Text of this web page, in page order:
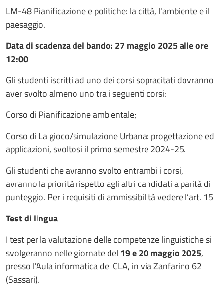
LM-48 Pianificazione e politiche: la città, l'ambiente e il
paesaggio.
Data di scadenza del bando: 27 maggio 2025 alle ore
12:00
Gli studenti iscritti ad uno dei corsi sopracitati dovranno
aver svolto almeno uno tra i seguenti corsi:
Corso di Pianificazione ambientale;
Corso di La gioco/simulazione Urbana: progettazione ed
applicazioni, svoltosi il primo semestre 2024-25.
Gli studenti che avranno svolto entrambi i corsi,
avranno la priorità rispetto agli altri candidati a parità di
punteggio. Per i requisiti di ammissibilità vedere l’art. 15
Test di lingua
I test per la valutazione delle competenze linguistiche si
svolgeranno nelle giornate del 19 e 20 maggio 2025,
presso l'Aula informatica del CLA, in via Zanfarino 62
(Sassari).